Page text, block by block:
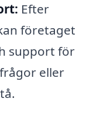
Efter
företaget
support för
eller